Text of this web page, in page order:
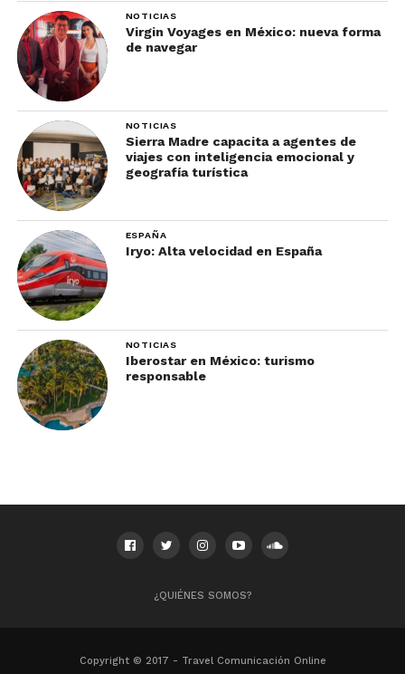
NOTICIAS
Virgin Voyages en México: nueva forma
de navegar
NOTICIAS
Sierra Madre capacita a agentes de
viajes con inteligencia emocional y
geografía turística
ESPAÑA
Iryo: Alta velocidad en España
NOTICIAS
Iberostar en México: turismo
responsable
¿QUIÉNES SOMOS?
Copyright © 2017 - Travel Comunicación Online